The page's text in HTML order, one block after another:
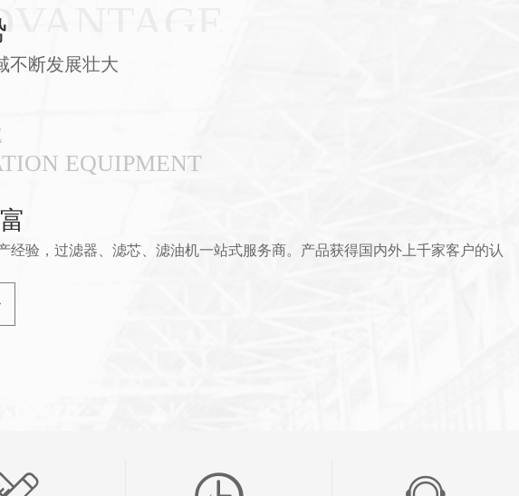
不断发展壮大
EQUIPMENT
经验，过滤器、滤芯、滤油机一站式服务商。产品获得国内外上千家客户的认